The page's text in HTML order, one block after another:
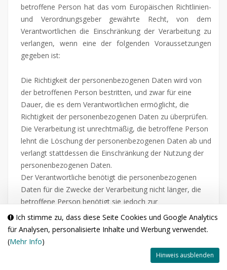
betroffene Person hat das vom Europäischen Richtlinien-
und Verordnungsgeber gewährte Recht, von dem
Verantwortlichen die Einschränkung der Verarbeitung zu
verlangen, wenn eine der folgenden Voraussetzungen
gegeben ist:
Die Richtigkeit der personenbezogenen Daten wird von
der betroffenen Person bestritten, und zwar für eine
Dauer, die es dem Verantwortlichen ermöglicht, die
Richtigkeit der personenbezogenen Daten zu überprüfen.
Die Verarbeitung ist unrechtmäßig, die betroffene Person
lehnt die Löschung der personenbezogenen Daten ab und
verlangt stattdessen die Einschränkung der Nutzung der
personenbezogenen Daten.
Der Verantwortliche benötigt die personenbezogenen
Daten für die Zwecke der Verarbeitung nicht länger, die
betroffene Person benötigt sie jedoch zur
Geltendmachung, Ausübung oder Verteidigung von
Rechtsansprüchen.
Die betroffene Person hat Widerspruch gegen die
Verarbeitung gem. Art. 21 Abs. 1 DS-GVO eingelegt und es
steht noch nicht fest, ob die berechtigten Gründe des
Ich stimme zu, dass diese Seite Cookies und Google Analytics
für Analysen, personalisierte Inhalte und Werbung verwendet.
(Mehr Info)
Hinweis ausblenden